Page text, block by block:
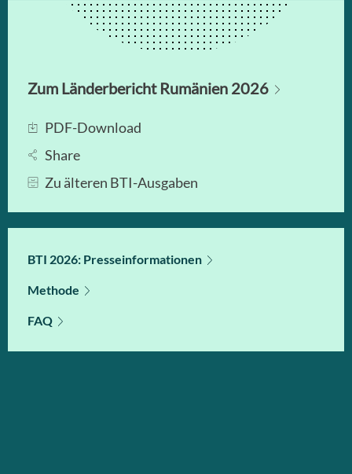
Zum Länderbericht Rumänien 2026
PDF-Download
Share
Zu älteren BTI-Ausgaben
BTI 2026: Presseinformationen
Methode
FAQ